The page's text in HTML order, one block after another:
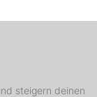
steigern deinen